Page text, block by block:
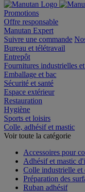
Promotions
Offre responsable
Manutan Expert
Suivre une commande
Bureau et télétravail
Entrepôt
Fournitures industrielles
Emballage et bac
Sécurité et santé
Espace extérieur
Restauration
Hygiène
Sports et loisirs
Colle, adhésif et mastic
Voir toute la catégorie
Accessoires pour
Adhésif et mastic
Colle industrielle et
Préparation des
Ruban adhésif